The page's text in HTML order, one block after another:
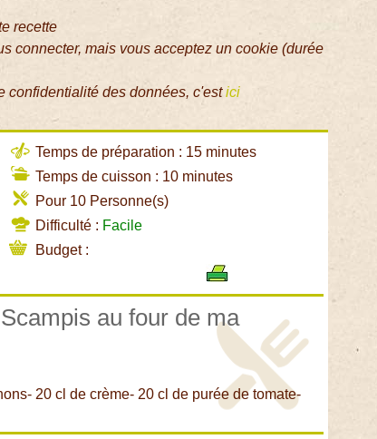
recette
connecter, mais vous acceptez un cookie (durée
confidentialité des données, c'estici
Temps de préparation : 15 minutes
Temps de cuisson : 10 minutes
Pour 10 Personne(s)
Difficulté : Facile
Budget :
au four de ma
20 cl de crème- 20 cl de purée de tomate-